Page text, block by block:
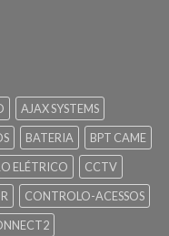
AJAX SYSTEMS
BATERIA
BPT CAME
ELÉTRICO
CCTV
CONTROLO-ACESSOS